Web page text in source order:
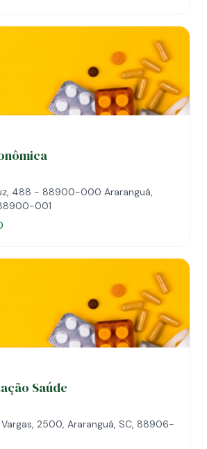
488 - 88900-000 Araranguá,
001
Saúde
2500, Araranguá, SC, 88906-